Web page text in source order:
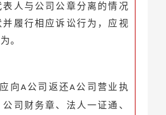
人与公司公章分离的情况
并履行相应诉讼行为，应视
。
向 A 公司返还A 公司营业执
司财务章、法人一证通、